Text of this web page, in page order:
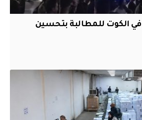
في الكوت للمطالبة بتحسين